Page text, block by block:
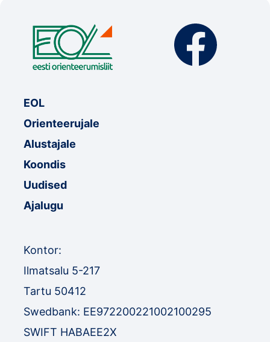
EOL
Orienteerujale
Alustajale
Koondis
Uudised
Ajalugu
Kontor:
Ilmatsalu 5-217
Tartu 50412
Swedbank: EE972200221002100295
SWIFT HABAEE2X